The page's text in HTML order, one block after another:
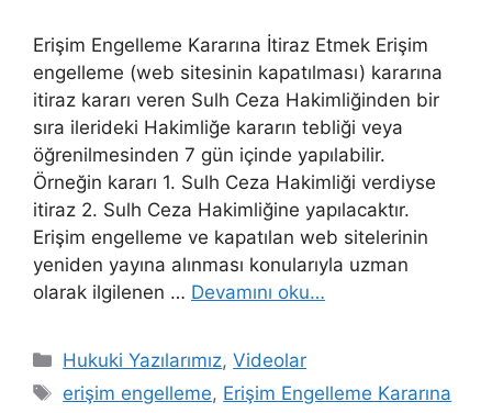
Erişim Engelleme Kararına İtiraz Etmek Erişim
engelleme (web sitesinin kapatılması) kararına
itiraz kararı veren Sulh Ceza Hakimliğinden bir
sıra ilerideki Hakimliğe kararın tebliği veya
öğrenilmesinden 7 gün içinde yapılabilir.
Örneğin kararı 1. Sulh Ceza Hakimliği verdiyse
itiraz 2. Sulh Ceza Hakimliğine yapılacaktır.
Erişim engelleme ve kapatılan web sitelerinin
yeniden yayına alınması konularıyla uzman
olarak ilgilenen … Devamını oku…
Kategoriler
Hukuki Yazılarımız,Videolar
Etiketler
erişim engelleme, Erişim Engelleme Kararına